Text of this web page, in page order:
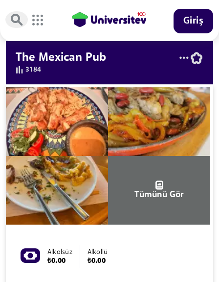
Giriş
The Mexican Pub
3184
Tümünü Gör
Alkolsüz
₺0.00
Alkollü
₺0.00